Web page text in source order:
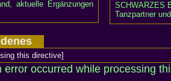
aktuelle Ergänzungen
SCHWARZES
Tanzpartner
this directive]
error occurred while processing